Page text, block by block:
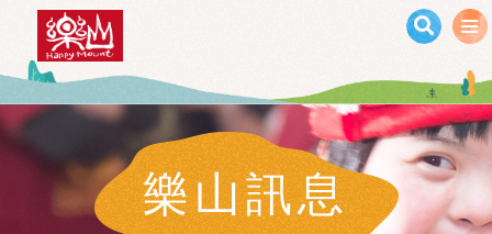
移至主內容
樂山訊息